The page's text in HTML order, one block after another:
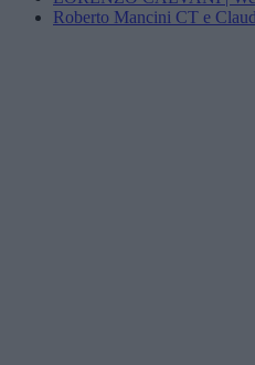
Roberto Mancini CT e